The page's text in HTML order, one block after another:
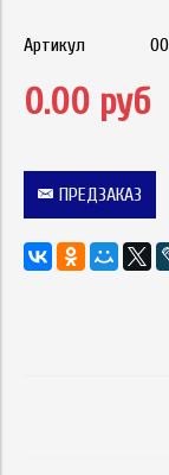
Артикул
0.00 руб
ПРЕДЗАКАЗ